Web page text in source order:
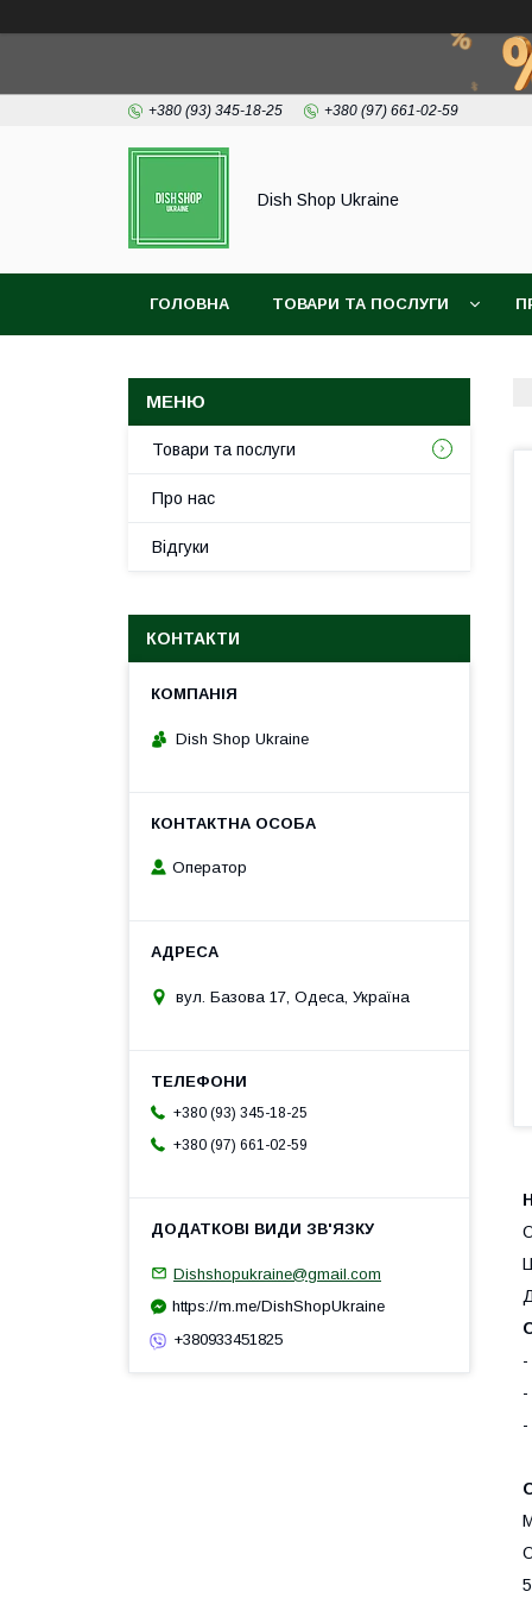
+380 (93) 345-18-25 +380 (97) 661-02-59
Dish Shop Ukraine
ГОЛОВНА ТОВАРИ ТА ПОСЛУГИ
-
-
-
Товари та послуги
Про нас
Відгуки
КОНТАКТИ
Dish Shop Ukraine
Оператор
вул. Базова 17, Одеса, Україна
+380 (93) 345-18-25
+380 (97) 661-02-59
Dishshopukraine@gmail.com
https://m.me/DishShopUkraine
+380933451825